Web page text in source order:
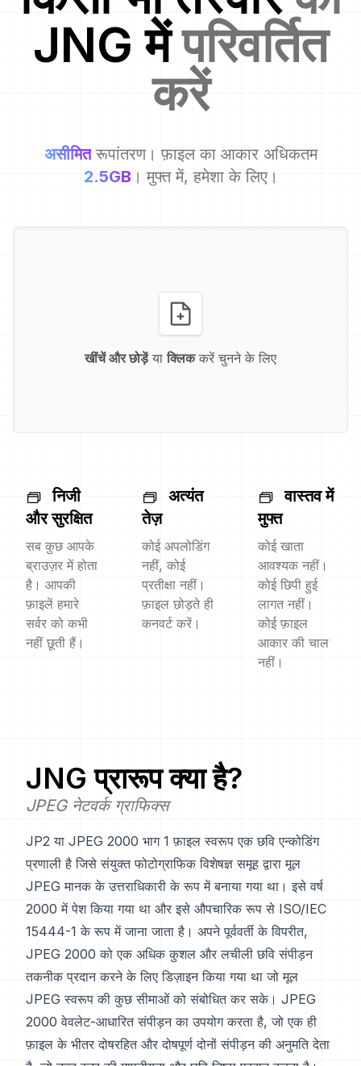
JNG मेंपरिवर्तित
करें
असीमित रूपांतरण। फ़ाइल का आकार अधिकतम
2.5GB । मुफ्त में, हमेशा के लिए।
खींचें और छोड़ेंया क्लिककरें चुनने के लिए
निजी
और सुरक्षित
सब कुछ आपके
ब्राउज़र में होता
है। आपकी
फ़ाइलें हमारे
सर्वर को कभी
नहीं छूती हैं।
अत्यंत
तेज़
कोई अपलोडिंग
नहीं, कोई
प्रतीक्षा नहीं।
फ़ाइल छोड़ते ही
कनवर्ट करें।
वास्तव में
मुफ्त
कोई खाता
आवश्यक नहीं।
कोई छिपी हुई
लागत नहीं।
कोई फ़ाइल
आकार की चाल
नहीं।
JNG प्रारूप क्या है?
JPEG नेटवर्क ग्राफिक्स
JP2 या JPEG 2000 भाग 1 फ़ाइल स्वरूप एक छवि एन्कोडिंग
प्रणाली है जिसे संयुक्त फोटोग्राफिक विशेषज्ञ समूह द्वारा मूल
JPEG मानक के उत्तराधिकारी के रूप में बनाया गया था। इसे वर्ष
2000 में पेश किया गया था और इसे औपचारिक रूप से ISO/IEC
15444-1 के रूप में जाना जाता है। अपने पूर्ववर्ती के विपरीत,
JPEG 2000 को एक अधिक कुशल और लचीली छवि संपीड़न
तकनीक प्रदान करने के लिए डिज़ाइन किया गया था जो मूल
JPEG स्वरूप की कुछ सीमाओं को संबोधित कर सके। JPEG
2000 वेवलेट-आधारित संपीड़न का उपयोग करता है, जो एक ही
फ़ाइल के भीतर दोषरहित और दोषपूर्ण दोनों संपीड़न की अनुमति देता